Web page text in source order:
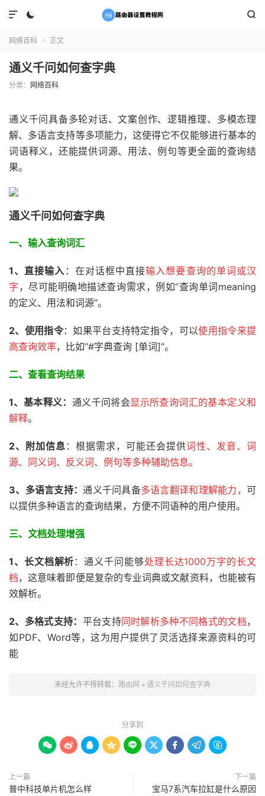
 

网络百科  正文
通义千问如何查字典
分类： 网络百科
通义千问具备多轮对话、文案创作、逻辑推理、多模态理
解、多语言支持等多项能力，这使得它不仅能够进行基本的
词语释义，还能提供词源、用法、例句等更全面的查询结
果。
通义千问如何查字典
一、输入查询词汇
1、直接输入 ：在对话框中直接输入想要查询的单词或汉
字 ，尽可能明确地描述查询需求，例如“查询单词meaning
的定义、用法和词源”。
2、 使用指令：如果平台支持特定指令，可以使用指令来提
高查询效率，比如“#字典查询 [单词]”。
二、查看查询结果
1、 基本释义： 通义千问将会显示所查询词汇的基本定义和
解释。
2、附加信息 ：根据需求，可能还会提供词性、发音、词
源、同义词、反义词、例句等多种辅助信息。
3、多语言支持：通义千问具备多语言翻译和理解能力， 可
以提供多种语言的查询结果，方便不同语种的用户使用。
三、 文档处理增强
1、长文档解析 ：通义千问能够处理长达1000万字的长文
档，这意味着即便是复杂的专业词典或文献资料，也能被有
效解析。
2、 多格式支持： 平台支持同时解析多种不同格式的文档，
如PDF、Word等，这为用户提供了灵活选择来源资料的可
能
未经允许不得转载： 路由网 » 通义千问如何查字典
分享到
        
上一篇
普中科技单片机怎么样
下一篇
宝马7系汽车拉缸是什么原因